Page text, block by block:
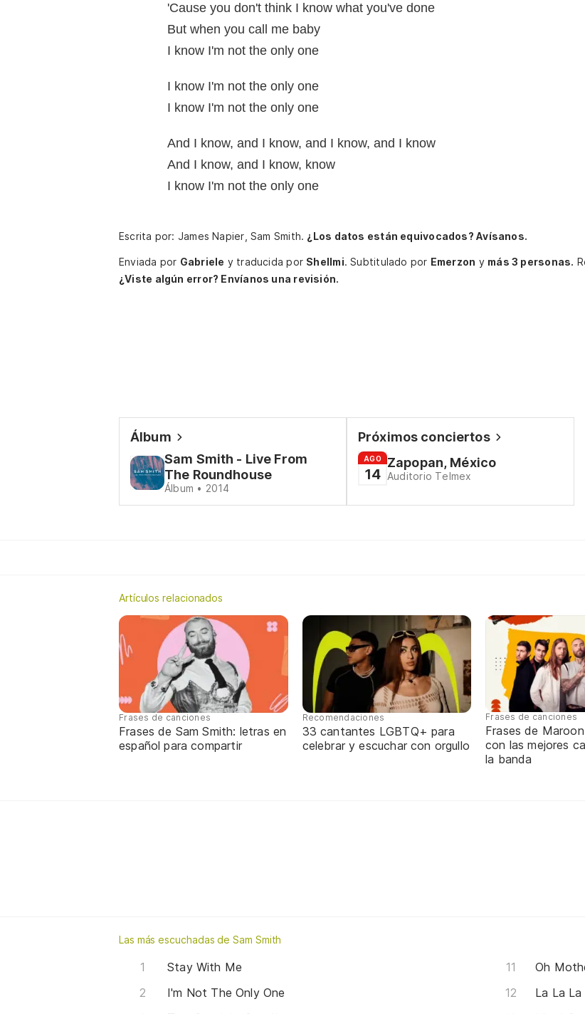
'Cause you don't think I know what you've done
But when you call me baby
I know I'm not the only one
I know I'm not the only one
I know I'm not the only one
And I know, and I know, and I know, and I know
And I know, and I know, know
I know I'm not the only one
Escrita por: James Napier, Sam Smith. ¿Los datos están equivocados? Avísanos.
Enviada por Gabriele y traducida por Shellmi. Subtitulado por Emerzon y más 3 personas.
¿Viste algún error? Envíanos una revisión.
Álbum
Sam Smith - Live From
The Roundhouse
Álbum • 2014
Próximos conciertos
AGO
14
Zapopan, México
Auditorio Telmex
Artículos relacionados
Frases de canciones
Frases de Sam Smith: letras en
español para compartir
Recomendaciones
33 cantantes LGBTQ+ para
celebrar y escuchar con orgullo
Frases de canciones
Frases de
con las mejores
la banda
Las más escuchadas de Sam Smith
Stay With Me
I'm Not The Only One
Oh
La La